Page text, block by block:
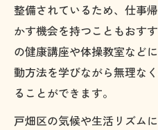
整備されているため、仕事
かす機会を持つこともおす
の健康講座や体操教室など
動方法を学びながら無理な
ることができます。
戸畑区の気候や生活リズム